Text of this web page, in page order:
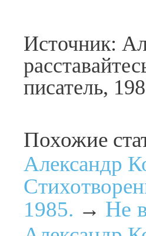
Источник:
писатель,
Похожие
Александр
1985. → Не